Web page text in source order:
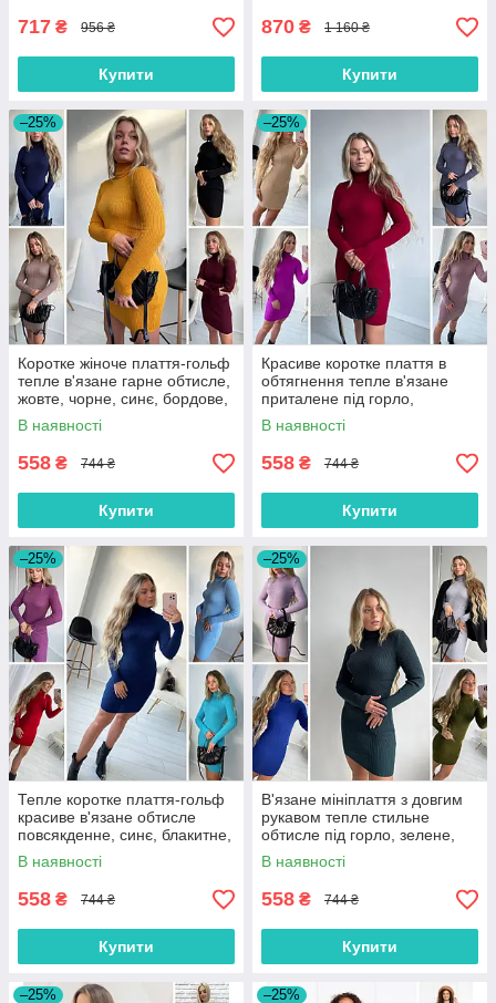
717 ₴ 956 ₴
Купити
870 ₴ 1 160 ₴
Купити
–25%
Коротке жіноче плаття-гольф
тепле в'язане гарне обтисле,
жовте, чорне, синє, бордове,
капучино
В наявності
558 ₴ 744 ₴
Купити
–25%
Красиве коротке плаття в
обтягнення тепле в'язане
приталене під горло,
бордове, сіре, бежеве,
рожеве
В наявності
558 ₴ 744 ₴
Купити
–25%
Тепле коротке плаття-гольф
красиве в'язане обтисле
повсякденне, синє, блакитне,
фуксія, червоне
В наявності
558 ₴ 744 ₴
Купити
–25%
В'язане мініплаття з довгим
рукавом тепле стильне
обтисле під горло, зелене,
синє, сіре, бузкове
В наявності
558 ₴ 744 ₴
Купити
–25% –25%